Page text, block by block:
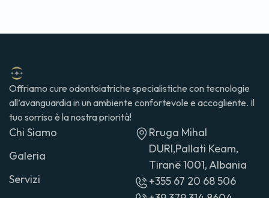
Offriamo cure odontoiatriche specialistiche con tecnologie
all’avanguardia in un ambiente confortevole e accogliente. Il
tuo sorriso è la nostra priorità!
Chi Siamo
Galeria
Servizi
Rruga Mihal
DURI,Pallati Keam,
Tiranë 1001, Albania
+355 67 20 68 506